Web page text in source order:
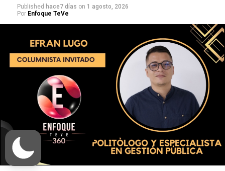
Published hace7 días on 1 agosto, 2026
Por Enfoque TeVe